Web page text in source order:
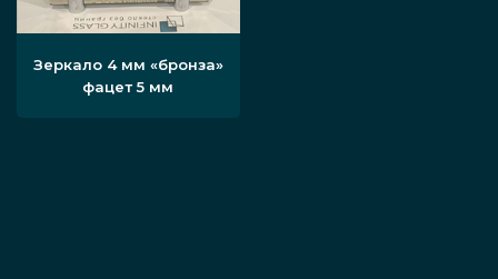
Зеркало 4 мм «бронза»
фацет 5 мм